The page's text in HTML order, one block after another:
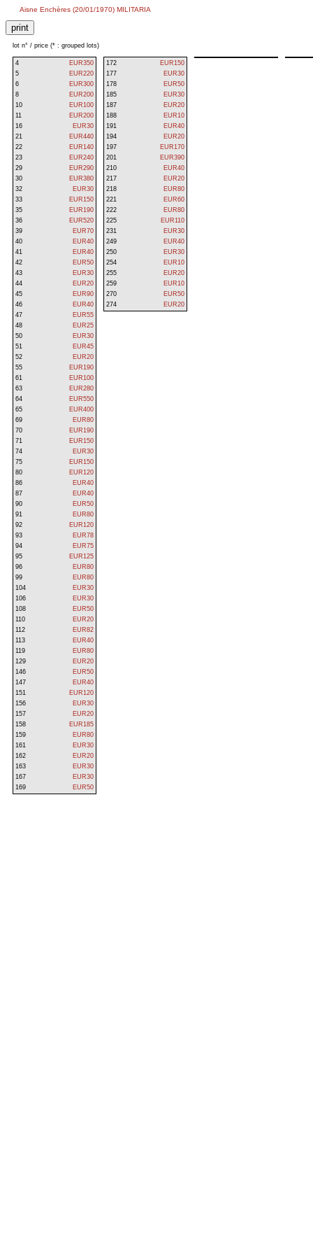
Aisne Enchères (20/01/1970) MILITARIA
lot n° / price (* : grouped lots)
4
EUR350
5
EUR220
6
EUR300
8
EUR200
10
EUR100
11
EUR200
16
EUR30
21
EUR440
22
EUR140
23
EUR240
29
EUR290
30
EUR380
32
EUR30
33
EUR150
35
EUR190
36
EUR520
39
EUR70
40
EUR40
41
EUR40
42
EUR50
43
EUR30
44
EUR20
45
EUR90
46
EUR40
47
EUR55
48
EUR25
50
EUR30
51
EUR45
52
EUR20
55
EUR190
61
EUR100
63
EUR280
64
EUR550
65
EUR400
69
EUR80
70
EUR190
71
EUR150
74
EUR30
75
EUR150
80
EUR120
86
EUR40
87
EUR40
90
EUR50
91
EUR80
92
EUR120
93
EUR78
94
EUR75
95
EUR125
96
EUR80
99
EUR80
104
EUR30
106
EUR30
108
EUR50
110
EUR20
112
EUR82
113
EUR40
119
EUR80
129
EUR20
146
EUR50
147
EUR40
151
EUR120
156
EUR30
157
EUR20
158
EUR185
159
EUR80
161
EUR30
162
EUR20
163
EUR30
167
EUR30
169
EUR50
172
EUR150
177
EUR30
178
EUR50
185
EUR30
187
EUR20
188
EUR10
191
EUR40
194
EUR20
197
EUR170
201
EUR390
210
EUR40
217
EUR20
218
EUR80
221
EUR60
222
EUR80
225
EUR110
231
EUR30
249
EUR40
250
EUR30
254
EUR10
255
EUR20
259
EUR10
270
EUR50
274
EUR20